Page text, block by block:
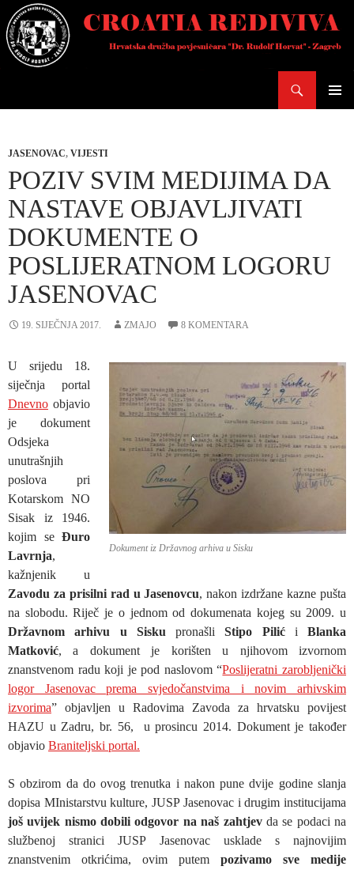
Skoči
do
sadržaja
JASENOVAC, VIJESTI
POZIV SVIM MEDIJIMA DA
NASTAVE OBJAVLJIVATI
DOKUMENTE O
POSLIJERATNOM LOGORU
JASENOVAC
19. SIJEČNJA 2017. ZMAJO 8 KOMENTARA
Dokument iz Državnog arhiva u Sisku
U srijedu 18.
siječnja portal
Dnevno objavio
je dokument
Odsjeka
unutrašnjih
poslova pri
Kotarskom NO
Sisak iz 1946.
kojim se Đuro
Lavrnja,
kažnjenik u
Zavodu za prisilni rad u Jasenovcu, nakon izdržane kazne pušta
na slobodu. Riječ je o jednom od dokumenata kojeg su 2009. u
Državnom arhivu u Sisku pronašliStipo Pilići Blanka
Matković, a dokument je korišten u njihovom izvornom
znanstvenom radu koji je pod naslovom “Poslijeratni zarobljenički
logor Jasenovac prema svjedočanstvima i novim arhivskim
izvorima” objavljen u Radovima Zavoda za hrvatsku povijest
HAZU u Zadru, br. 56, u prosincu 2014. Dokument je također
objavio Braniteljski portal.
S obzirom da do ovog trenutka i nakon pune dvije godine slanja
dopisa MInistarstvu kulture, JUSP Jasenovac i drugim institucijama
još uvijek nismo dobili odgovor na naš zahtjevda se podaci na
službenoj stranici JUSP Jasenovac usklade s najnovijim
znanstvenim otkrićima, ovim putem pozivamo sve medije